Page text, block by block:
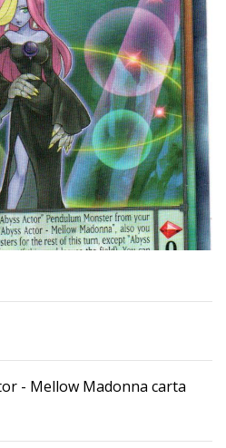
- Mellow Madonna carta